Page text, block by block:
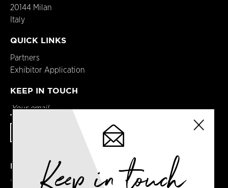
20144 Milan
Italy
QUICK LINKS
Partners
Exhibitor Application
KEEP IN TOUCH
DETAILS
Terms & Conditions